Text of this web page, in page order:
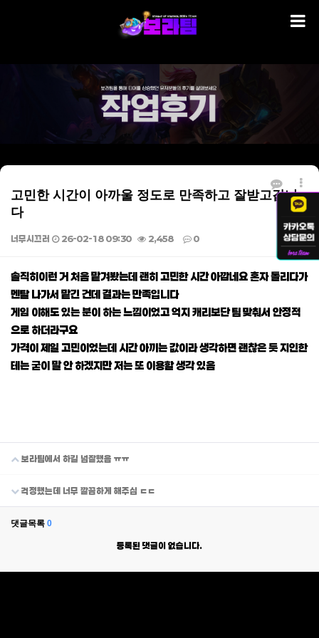
고민한 시간이 아까울 정도로 만족하고 잘받고갑니
다
너무시끄러 26-02-18 09:30 2,458 0
본문
솔직히이런 거 처음 맡겨봤는데 괜히 고민한 시간 아깝네요 혼자 돌리다가
멘탈 나가서 맡긴 건데 결과는 만족입니다
게임 이해도 있는 분이 하는 느낌이었고 억지 캐리보단 팀 맞춰서 안정적
으로 하더라구요
가격이 제일 고민이었는데 시간 아끼는 값이라 생각하면 괜찮은 듯 지인한
테는 굳이 말 안 하겠지만 저는 또 이용할 생각 있음
보라팀에서 하길 넘잘했음 ㅠㅠ
걱정했는데 너무 깔끔하게 해주심 ㄷㄷ
댓글목록 0
등록된 댓글이 없습니다.